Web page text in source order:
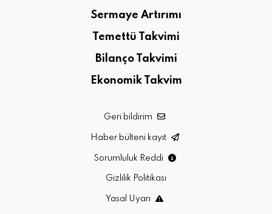
Sermaye Artırımı
Temettü Takvimi
Bilanço Takvimi
Ekonomik Takvim
Geri bildirim
Haber bülteni kayıt
Sorumluluk Reddi
Gizlilik Politikası
Yasal Uyarı